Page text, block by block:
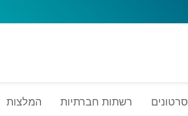
סרטונים רשתות חברתיות המלצות